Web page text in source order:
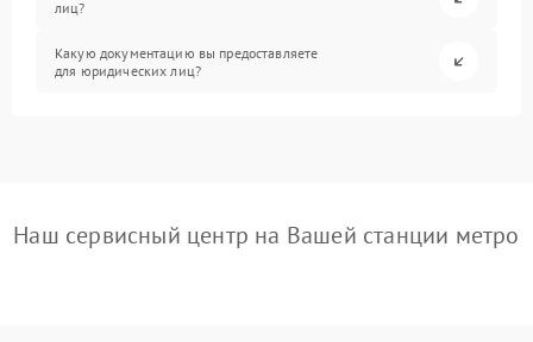
лиц?
Какую документацию вы предоставляете
для юридических лиц?
Наш сервисный центр на Вашей станции метро